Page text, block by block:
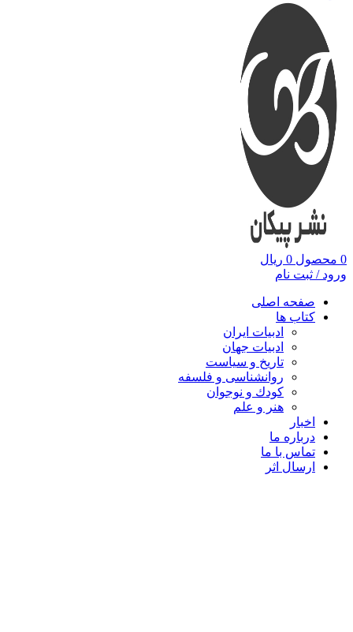
0 محصول 0 ریال
ورود / ثبت نام
صفحه اصلی
کتاب ها
ادبیات ایران
ادبیات جهان
تاریخ و سیاست
روانشناسی و فلسفه
کودك و نوجوان
هنر و علم
اخبار
درباره ما
تماس با ما
ارسال اثر